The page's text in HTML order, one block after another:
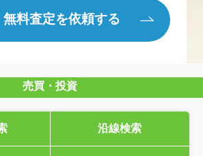
無料査定を依頼する
売買・投資
沿線検索